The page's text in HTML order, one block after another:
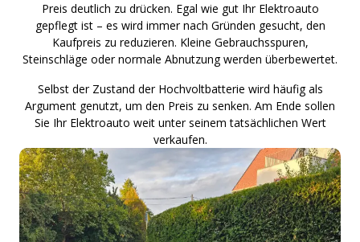
Preis deutlich zu drücken. Egal wie gut Ihr Elektroauto
gepflegt ist – es wird immer nach Gründen gesucht, den
Kaufpreis zu reduzieren. Kleine Gebrauchsspuren,
Steinschläge oder normale Abnutzung werden überbewertet.
Selbst der Zustand der Hochvoltbatterie wird häufig als
Argument genutzt, um den Preis zu senken. Am Ende sollen
Sie Ihr Elektroauto weit unter seinem tatsächlichen Wert
verkaufen.